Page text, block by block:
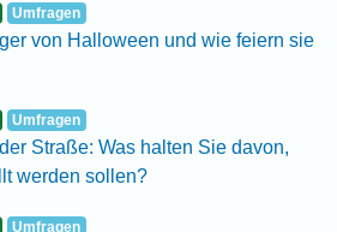
Umfragen
von Halloween und wie feiern sie
Umfragen
Straße: Was halten Sie davon,
werden sollen?
Umfragen